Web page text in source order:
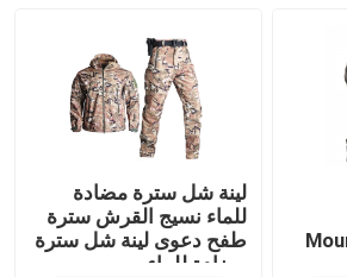
لينة شل سترة مضادة
للماء نسيج القرش سترة
طفح دعوى لينة شل سترة
مضادة للماء